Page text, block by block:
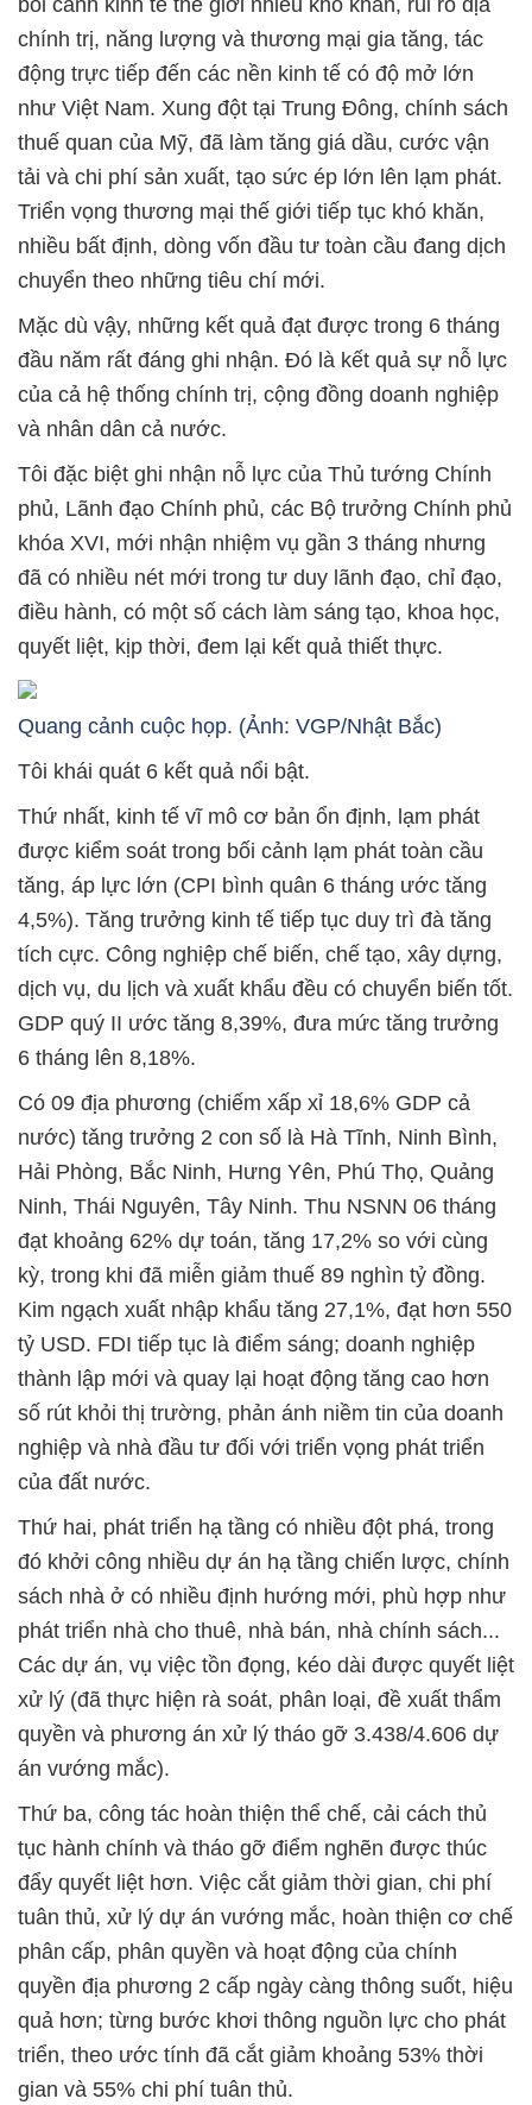
bối cảnh kinh tế thế giới nhiều khó khăn, rủi ro địa
chính trị, năng lượng và thương mại gia tăng, tác
động trực tiếp đến các nền kinh tế có độ mở lớn
như Việt Nam. Xung đột tại Trung Đông, chính sách
thuế quan của Mỹ, đã làm tăng giá dầu, cước vận
tải và chi phí sản xuất, tạo sức ép lớn lên lạm phát.
Triển vọng thương mại thế giới tiếp tục khó khăn,
nhiều bất định, dòng vốn đầu tư toàn cầu đang dịch
chuyển theo những tiêu chí mới.
Mặc dù vậy, những kết quả đạt được trong 6 tháng
đầu năm rất đáng ghi nhận. Đó là kết quả sự nỗ lực
của cả hệ thống chính trị, cộng đồng doanh nghiệp
và nhân dân cả nước.
Tôi đặc biệt ghi nhận nỗ lực của Thủ tướng Chính
phủ, Lãnh đạo Chính phủ, các Bộ trưởng Chính phủ
khóa XVI, mới nhận nhiệm vụ gần 3 tháng nhưng
đã có nhiều nét mới trong tư duy lãnh đạo, chỉ đạo,
điều hành, có một số cách làm sáng tạo, khoa học,
quyết liệt, kịp thời, đem lại kết quả thiết thực.
Quang cảnh cuộc họp. (Ảnh: VGP/Nhật Bắc)
Tôi khái quát 6 kết quả nổi bật.
Thứ nhất, kinh tế vĩ mô cơ bản ổn định, lạm phát
được kiểm soát trong bối cảnh lạm phát toàn cầu
tăng, áp lực lớn (CPI bình quân 6 tháng ước tăng
4,5%). Tăng trưởng kinh tế tiếp tục duy trì đà tăng
tích cực. Công nghiệp chế biến, chế tạo, xây dựng,
dịch vụ, du lịch và xuất khẩu đều có chuyển biến tốt.
GDP quý II ước tăng 8,39%, đưa mức tăng trưởng
6 tháng lên 8,18%.
Có 09 địa phương (chiếm xấp xỉ 18,6% GDP cả
nước) tǎng trưởng 2 con số là Hà Tĩnh, Ninh Bình,
Hải Phòng, Bắc Ninh, Hưng Yên, Phú Thọ, Quảng
Ninh, Thái Nguyên, Tây Ninh. Thu NSNN 06 tháng
đạt khoảng 62% dự toán, tăng 17,2% so với cùng
kỳ, trong khi đã miễn giảm thuế 89 nghìn tỷ đồng.
Kim ngạch xuất nhập khẩu tăng 27,1%, đạt hơn 550
tỷ USD. FDI tiếp tục là điểm sáng; doanh nghiệp
thành lập mới và quay lại hoạt động tăng cao hơn
số rút khỏi thị trường, phản ánh niềm tin của doanh
nghiệp và nhà đầu tư đối với triển vọng phát triển
của đất nước.
Thứ hai, phát triển hạ tầng có nhiều đột phá, trong
đó khởi công nhiều dự án hạ tầng chiến lược, chính
sách nhà ở có nhiều định hướng mới, phù hợp như
phát triển nhà cho thuê, nhà bán, nhà chính sách...
Các dự án, vụ việc tồn đọng, kéo dài được quyết liệt
xử lý (đã thực hiện rà soát, phân loại, đề xuất thẩm
quyền và phương án xử lý tháo gỡ 3.438/4.606 dự
án vướng mắc).
Thứ ba, công tác hoàn thiện thể chế, cải cách thủ
tục hành chính và tháo gỡ điểm nghẽn được thúc
đẩy quyết liệt hơn. Việc cắt giảm thời gian, chi phí
tuân thủ, xử lý dự án vướng mắc, hoàn thiện cơ chế
phân cấp, phân quyền và hoạt động của chính
quyền địa phương 2 cấp ngày càng thông suốt, hiệu
quả hơn; từng bước khơi thông nguồn lực cho phát
triển, theo ước tính đã cắt giảm khoảng 53% thời
gian và 55% chi phí tuân thủ.